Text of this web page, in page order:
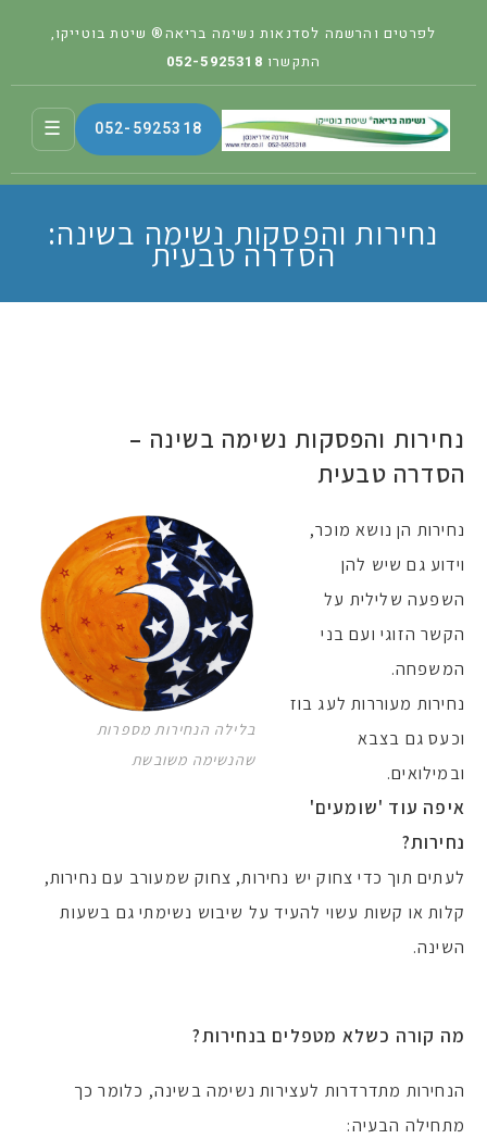
לפרטים והרשמה לסדנאות נשימה בריאה® שיטת בוטייקו,
התקשרו 052-5925318
052-5925318
☰
נחירות והפסקות נשימה בשינה:
הסדרה טבעית
נחירות והפסקות נשימה בשינה –
הסדרה טבעית
בלילה הנחירות מספרות
שהנשימה משובשת
נחירות הן נושא מוכר,
וידוע גם שיש להן
השפעה שלילית על
הקשר הזוגי ועם בני
המשפחה.
נחירות מעוררות לעג בוז
וכעס גם בצבא
ובמילואים.
איפה עוד 'שומעים'
נחירות?
לעתים תוך כדי צחוק יש נחירות, צחוק שמעורב עם נחירות,
קלות או קשות עשוי להעיד על שיבוש נשימתי גם בשעות
השינה.
מה קורה כשלא מטפלים בנחירות?
הנחירות מתדרדרות לעצירות נשימה בשינה, כלומר כך
מתחילה הבעיה: